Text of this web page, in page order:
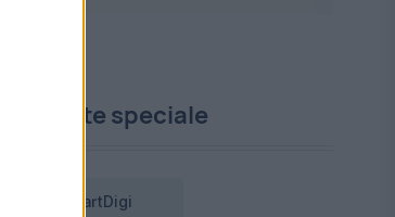
Proiecte speciale
SmartDigi